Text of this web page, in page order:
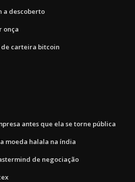
a descoberto
onça
de carteira bitcoin
antes que ela se torne pública
moeda halala na índia
de negociação